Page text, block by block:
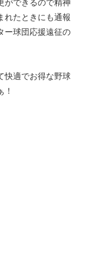
ができるので精神
れたときにも通報
ー球団応援遠征の
快適でお得な野球